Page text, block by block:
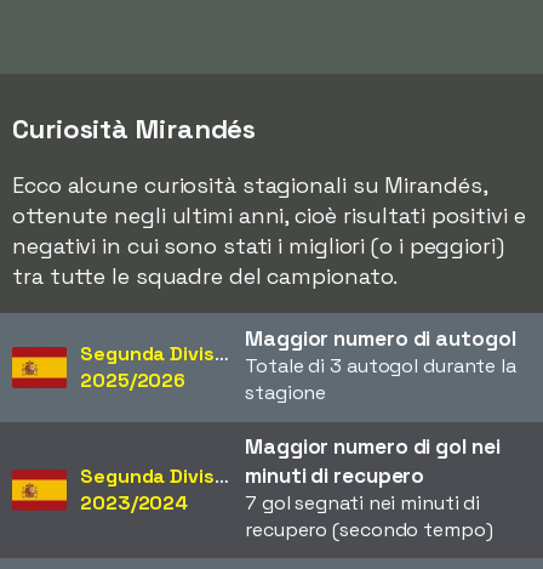
Curiosità Mirandés
Ecco alcune curiosità stagionali su Mirandés,
ottenute negli ultimi anni, cioè risultati positivi e
negativi in cui sono stati i migliori (o i peggiori)
tra tutte le squadre del campionato.
Segunda División
2025/2026
Maggior numero di autogol
Totale di 3 autogol durante la
stagione
Segunda División
2023/2024
Maggior numero di gol nei
minuti di recupero
7 gol segnati nei minuti di
recupero (secondo tempo)